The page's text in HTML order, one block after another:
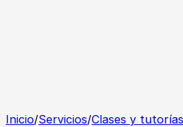
Inicio/Servicios/Clases y tutorías